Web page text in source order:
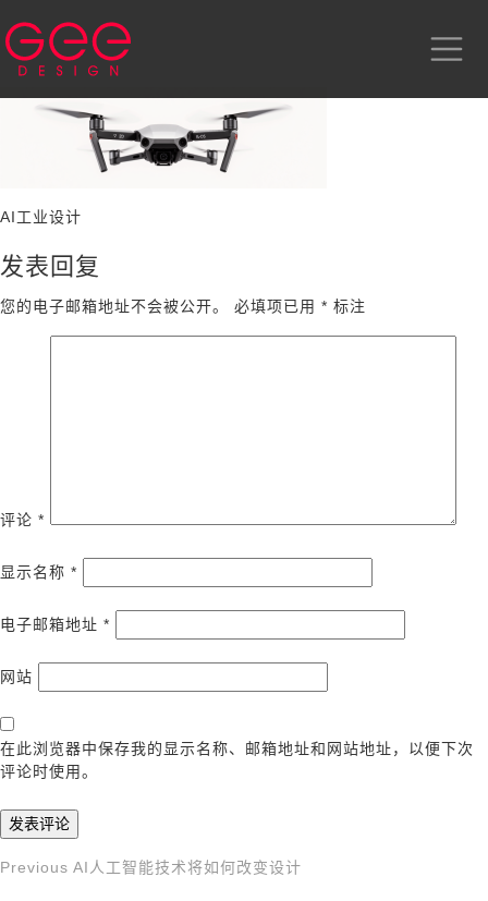
AI工业设计
发表回复
您的电子邮箱地址不会被公开。 必填项已用 * 标注
评论 *
显示名称 *
电子邮箱地址 *
网站
在此浏览器中保存我的显示名称、邮箱地址和网站地址，以便下次
评论时使用。
文
Previous
Previous AI人工智能技术将如何改变设计